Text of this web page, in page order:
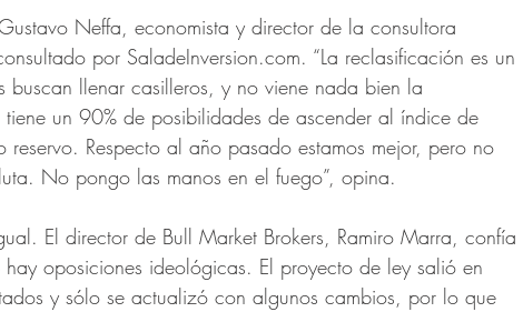
Neffa, economista y director de la consultora
por SaladeInversion.com. “La reclasificación es un
buscan llenar casilleros, y no viene nada bien la
un 90% de posibilidades de ascender al índice de
reservo. Respecto al año pasado estamos mejor, pero no
No pongo las manos en el fuego”, opina.
El director de Bull Market Brokers, Ramiro Marra, confía
oposiciones ideológicas. El proyecto de ley salió en
y sólo se actualizó con algunos cambios, por lo que